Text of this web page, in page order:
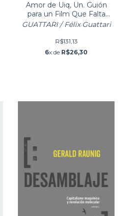
Amor de Uiq, Un. Guión
para un Film Que Falta
(roteiro)
GUATTARI / Félix Guattari
R$131,13
6x de R$26,30